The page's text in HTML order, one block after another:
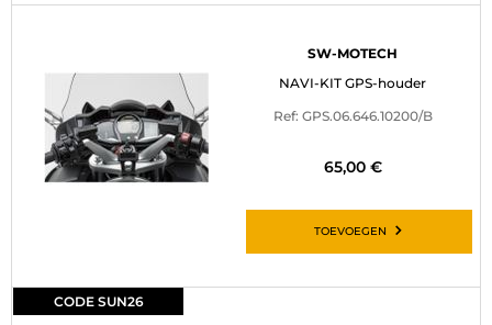
SW-MOTECH
NAVI-KIT GPS-houder
Ref: GPS.06.646.10200/B
65,00 €
TOEVOEGEN
CODE SUN26